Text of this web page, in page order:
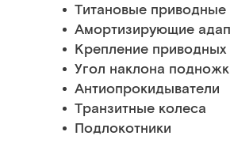
Титановые
Амортизирующие
Крепление
Угол наклона
Антиопрокидыватели
Транзитные колеса
Подлокотники